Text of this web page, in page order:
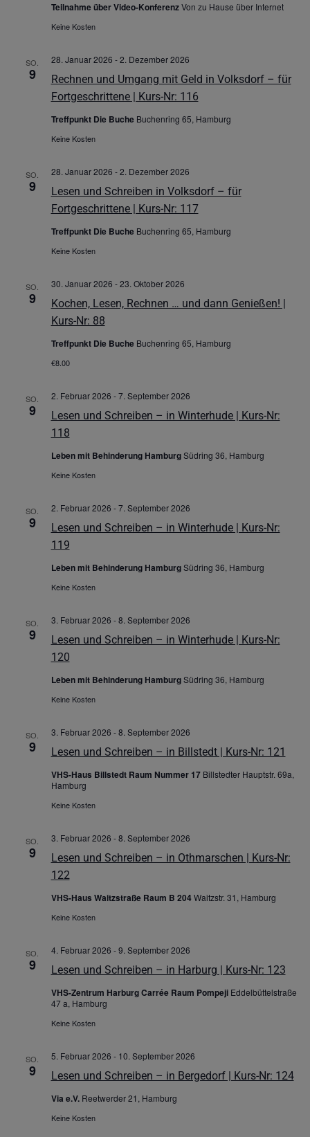
Teilnahme über Video-KonferenzVon zu Hause über Internet
Keine Kosten
SO.
9
Rechnen und Umgang mit Geld in Volksdorf – für
Fortgeschrittene | Kurs-Nr: 116
28. Januar 2026 -2. Dezember 2026
Treffpunkt Die Buche Buchenring 65, Hamburg
Keine Kosten
SO.
9
Lesen und Schreiben in Volksdorf – für
Fortgeschrittene | Kurs-Nr: 117
28. Januar 2026 -2. Dezember 2026
Treffpunkt Die Buche Buchenring 65, Hamburg
Keine Kosten
SO.
9
Kochen, Lesen, Rechnen … und dann Genießen! |
Kurs-Nr: 88
30. Januar 2026 -23. Oktober 2026
Treffpunkt Die Buche Buchenring 65, Hamburg
€8.00
SO.
9
Lesen und Schreiben – in Winterhude | Kurs-Nr:
118
2. Februar 2026 -7. September 2026
Leben mit Behinderung HamburgSüdring 36, Hamburg
Keine Kosten
SO.
9
Lesen und Schreiben – in Winterhude | Kurs-Nr:
119
2. Februar 2026 -7. September 2026
Leben mit Behinderung HamburgSüdring 36, Hamburg
Keine Kosten
SO.
9
Lesen und Schreiben – in Winterhude | Kurs-Nr:
120
3. Februar 2026 -8. September 2026
Leben mit Behinderung HamburgSüdring 36, Hamburg
Keine Kosten
SO.
9 Lesen und Schreiben – in Billstedt | Kurs-Nr: 121
3. Februar 2026 -8. September 2026
VHS-Haus Billstedt Raum Nummer 17 Billstedter Hauptstr. 69a,
Hamburg
Keine Kosten
SO.
9
Lesen und Schreiben – in Othmarschen | Kurs-Nr:
122
3. Februar 2026 -8. September 2026
VHS-Haus Waitzstraße Raum B 204Waitzstr. 31, Hamburg
Keine Kosten
SO.
9 Lesen und Schreiben – in Harburg | Kurs-Nr: 123
4. Februar 2026 -9. September 2026
VHS-Zentrum Harburg Carrée Raum Pompeji Eddelbüttelstraße
47 a, Hamburg
Keine Kosten
SO.
9 Lesen und Schreiben – in Bergedorf | Kurs-Nr: 124
5. Februar 2026 - 10. September 2026
Via e.V. Reetwerder 21, Hamburg
Keine Kosten